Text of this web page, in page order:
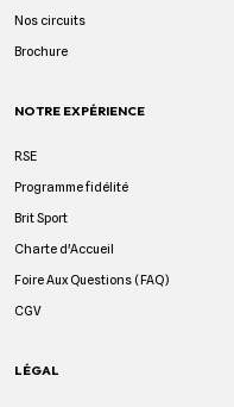
Nos circuits
Brochure
NOTRE EXPÉRIENCE
RSE
Programme fidélité
Brit Sport
Charte d'Accueil
Foire Aux Questions (FAQ)
CGV
LÉGAL